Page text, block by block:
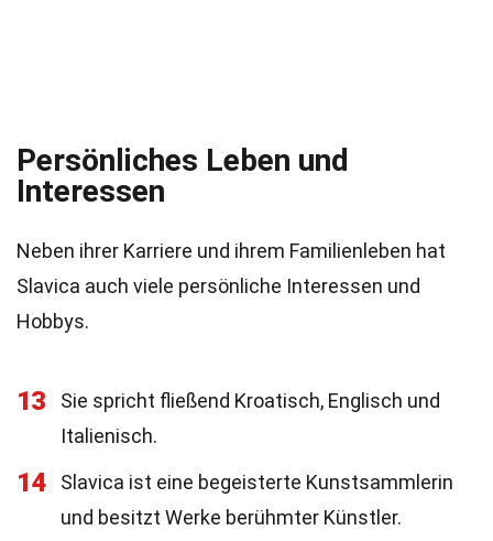
Persönliches Leben und
Interessen
Neben ihrer Karriere und ihrem Familienleben hat
Slavica auch viele persönliche Interessen und
Hobbys.
13
Sie spricht fließend Kroatisch, Englisch und
Italienisch.
14
Slavica ist eine begeisterte Kunstsammlerin
und besitzt Werke berühmter Künstler.